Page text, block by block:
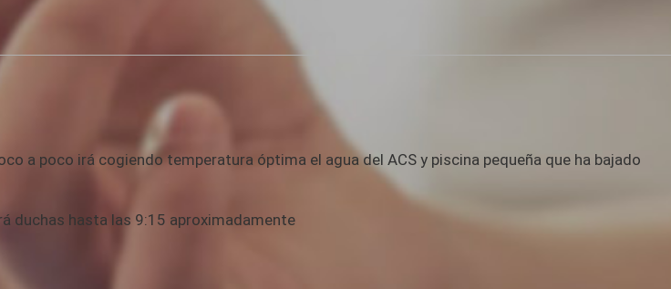
a poco irá cogiendo temperatura óptima el agua del ACS y piscina pequeña que ha bajado
duchas hasta las 9:15 aproximadamente